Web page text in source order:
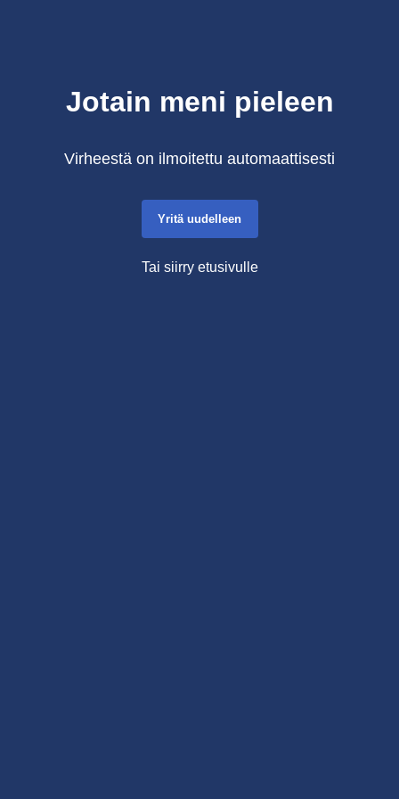
Jotain meni pieleen
Virheestä on ilmoitettu automaattisesti
Yritä uudelleen
Tai siirry etusivulle